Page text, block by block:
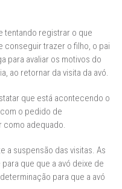
tentando registrar o que
trazer o filho, o pai
para avaliar os motivos do
ao retornar da visita da avó.
que está acontecendo o
o pedido de
como adequado.
a suspensão das visitas. As
que que a avó deixe de
para que a avó